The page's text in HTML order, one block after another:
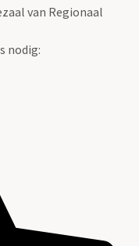
van Regionaal
nodig: